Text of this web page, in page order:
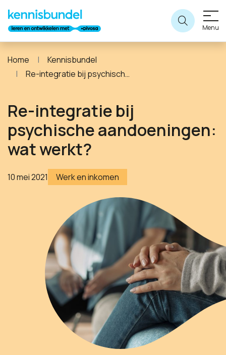
Menu
Home
Kennisbundel
Re-integratie bij psychische aandoeningen: wat werkt?
Re-integratie bij
psychische aandoeningen:
wat werkt?
10 mei 2021 Werk en inkomen